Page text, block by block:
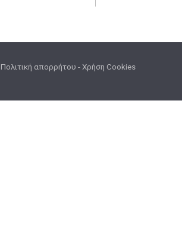
Πολιτική απορρήτου -Χρήση Cookies